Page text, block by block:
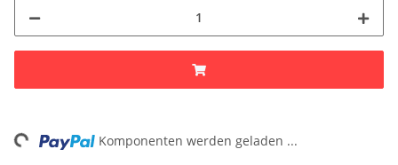
Komponenten werden geladen ...